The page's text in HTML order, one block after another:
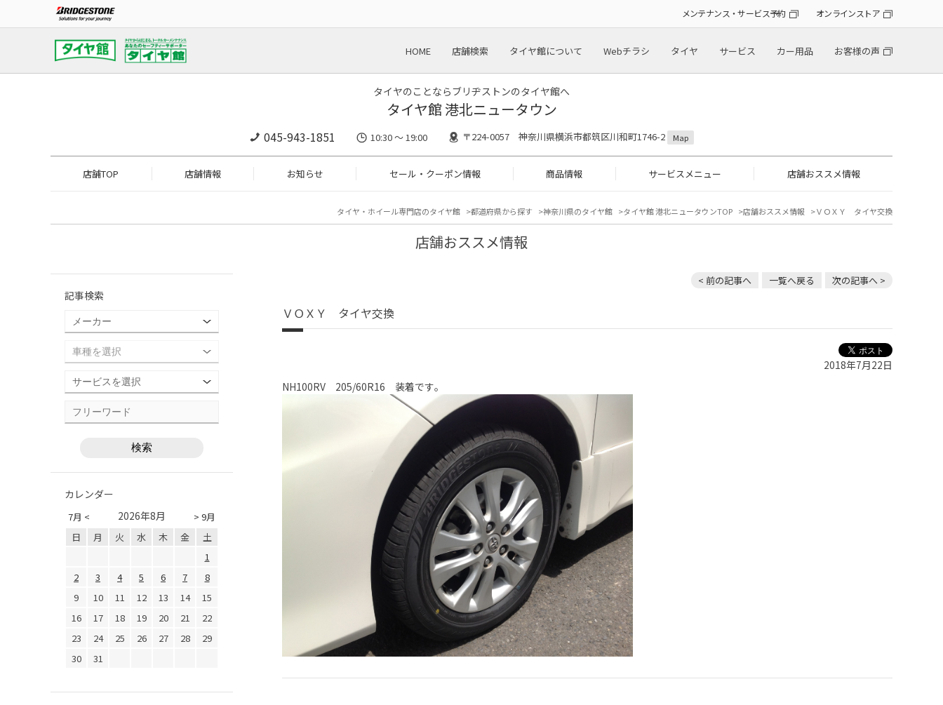
メンテナンス・サービス予約 オンラインストア
HOME 店舗検索 タイヤ館について Webチラシ タイヤ サービス カー用品 お客様の声
タイヤのことならブリヂストンのタイヤ館へ
タイヤ館 港北ニュータウン
045-943-1851 10:30 ～ 19:00 〒224-0057 神奈川県横浜市都筑区川和町1746-2 Map
店舗TOP 店舗情報 お知らせ セール・クーポン情報 商品情報 サービスメニュー 店舗おススメ情報
タイヤ・ホイール専門店のタイヤ館 都道府県から探す 神奈川県のタイヤ館 タイヤ館 港北ニュータウンTOP 店舗おススメ情報 ＶＯＸＹ タイヤ交換
店舗おススメ情報
< 前の記事へ 一覧へ戻る 次の記事へ >
ＶＯＸＹ タイヤ交換
2018年7月22日
NH100RV 205/60R16 装着です｡
記事検索
カレンダー
7月 < > 9月
2026年8月
日 月 火 水 木 金
土
1
2
3 4 5 6 7
8
9
10 11 12 13 14
15
16
17 18 19 20 21
22
23
24 25 26 27 28
29
30
31